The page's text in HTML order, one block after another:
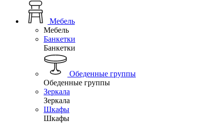
Мебель
Мебель
Банкетки
Банкетки
Обеденные группы
Обеденные группы
Зеркала
Зеркала
Шкафы
Шкафы